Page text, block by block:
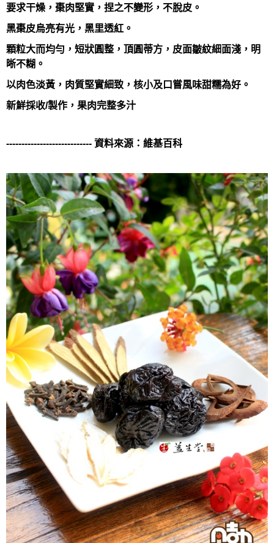
要求干燥，棗肉堅實，捏之不變形，不脫皮。
黑棗皮烏亮有光，黑里透紅。
顆粒大而均勻，短狀圓整，頂圓蒂方，皮面皺紋細面淺，明
晰不糊。
以肉色淡黃，肉質堅實細致，核小及口嘗風味甜糯為好。
新鮮採收/製作，果肉完整多汁
---------------------------- 資料來源：維基百科